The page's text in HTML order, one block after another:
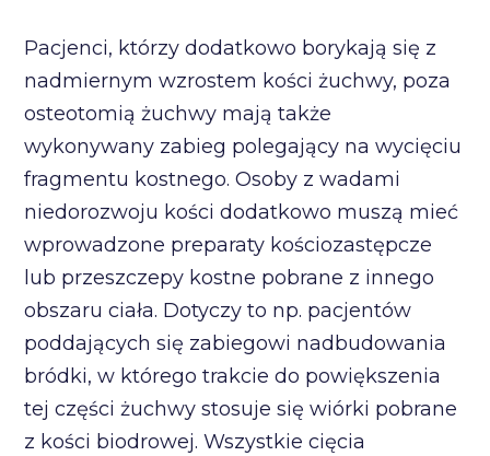
Pacjenci, którzy dodatkowo borykają się z
nadmiernym wzrostem kości żuchwy, poza
osteotomią żuchwy mają także
wykonywany zabieg polegający na wycięciu
fragmentu kostnego. Osoby z wadami
niedorozwoju kości dodatkowo muszą mieć
wprowadzone preparaty kościozastępcze
lub przeszczepy kostne pobrane z innego
obszaru ciała. Dotyczy to np. pacjentów
poddających się zabiegowi nadbudowania
bródki, w którego trakcie do powiększenia
tej części żuchwy stosuje się wiórki pobrane
z kości biodrowej. Wszystkie cięcia